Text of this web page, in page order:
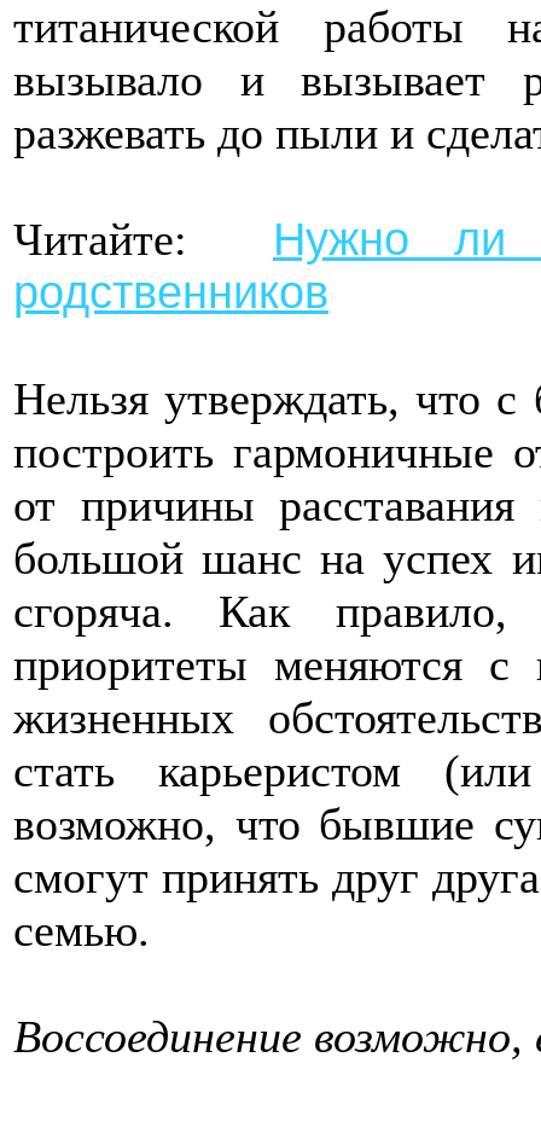
титанической
вызывало и вызывает
разжевать до пыли и
Читайте: Нужно ли
родственников
Нельзя утверждать, что
построить гармоничные
от причины
большой шанс на успех
сгоряча. Как
приоритеты меняются с
жизненных
стать карьеристом
возможно, что бывшие
смогут принять друг
семью.
Воссоединение возможно,